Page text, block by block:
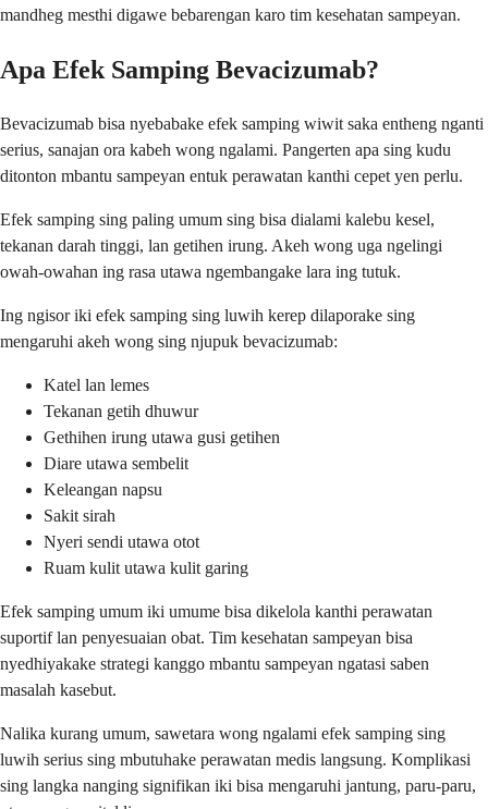
mandheg mesthi digawe bebarengan karo tim kesehatan sampeyan.
Apa Efek Samping Bevacizumab?
Bevacizumab bisa nyebabake efek samping wiwit saka entheng nganti
serius, sanajan ora kabeh wong ngalami. Pangerten apa sing kudu
ditonton mbantu sampeyan entuk perawatan kanthi cepet yen perlu.
Efek samping sing paling umum sing bisa dialami kalebu kesel,
tekanan darah tinggi, lan getihen irung. Akeh wong uga ngelingi
owah-owahan ing rasa utawa ngembangake lara ing tutuk.
Ing ngisor iki efek samping sing luwih kerep dilaporake sing
mengaruhi akeh wong sing njupuk bevacizumab:
Katel lan lemes
Tekanan getih dhuwur
Gethihen irung utawa gusi getihen
Diare utawa sembelit
Keleangan napsu
Sakit sirah
Nyeri sendi utawa otot
Ruam kulit utawa kulit garing
Efek samping umum iki umume bisa dikelola kanthi perawatan
suportif lan penyesuaian obat. Tim kesehatan sampeyan bisa
nyedhiyakake strategi kanggo mbantu sampeyan ngatasi saben
masalah kasebut.
Nalika kurang umum, sawetara wong ngalami efek samping sing
luwih serius sing mbutuhake perawatan medis langsung. Komplikasi
sing langka nanging signifikan iki bisa mengaruhi jantung, paru-paru,